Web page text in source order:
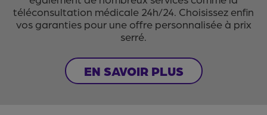
téléconsultation médicale 24h/24. Choisissez enfin
vos garanties pour une offre personnalisée à prix
serré.
EN SAVOIR PLUS